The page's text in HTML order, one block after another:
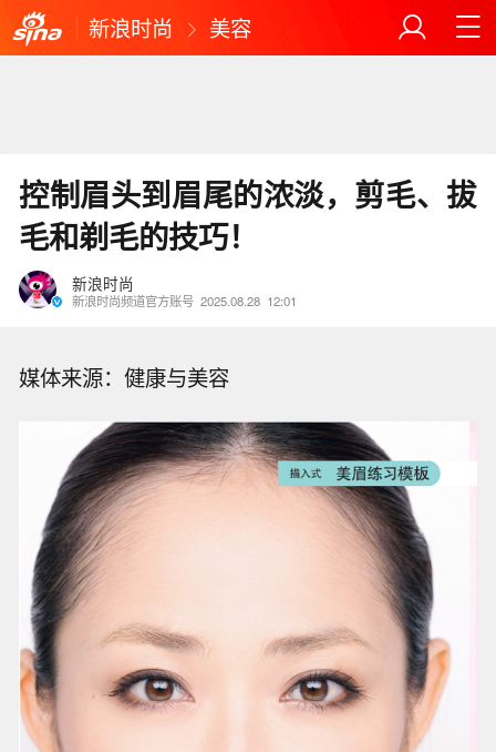
新浪时尚 美容
控制眉头到眉尾的浓淡，剪毛、拔
毛和剃毛的技巧！
新浪时尚
新浪时尚频道官方账号 2025.08.28 12:01
媒体来源：健康与美容